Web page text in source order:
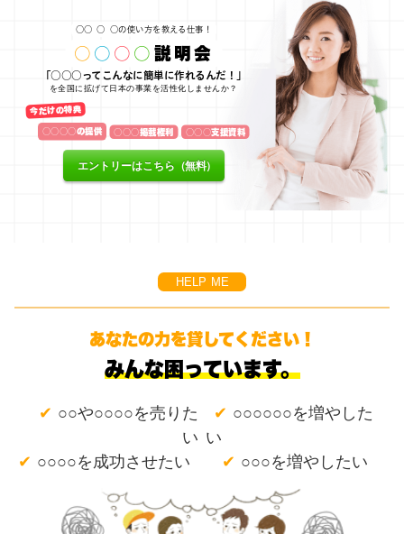
○○ ○ ○の使い方を教える仕事！
○○○○説明会
「○○○ってこんなに簡単に作れるんだ！」
を全国に拡げて日本の事業を活性化しませんか？
今だけの特典
○○○○の提供 ○○○掲載権利 ○○○支援資料
エントリーはこちら（無料）
HELP ME
あなたの力を貸してください！
みんな困っています。
✔ ○○や○○○○を売りた
い
✔ ○○○○を成功させたい
✔ ○○○○○○を増やした
い
✔ ○○○を増やしたい